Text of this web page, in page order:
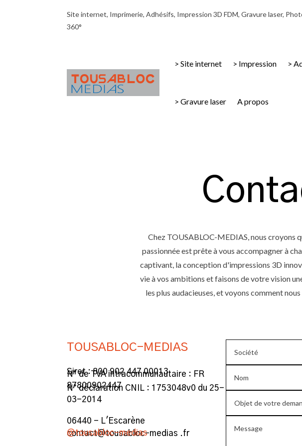
Site internet, Imprimerie, Adhésifs, Impression 3D FDM, Gravure laser,
360°
> Site internet > Impression >
> Gravure laser A propos
Chez TOUSABLOC-MEDIAS, nous croyons
passionnée est prête à vous accompagner à
captivant, la conception d'impressions 3D
vie à vos ambitions et faisons de votre vision
les plus audacieuses, et voyons comment
TOUSABLOC-MEDIAS
Siret : 800 902 447 00013
N° de TVA intracommunautaire : FR
87800902447
N° déclaration CNIL : 1753048v0 du 25-
03-2014
06440 - L'Escarène
contact@tousabloc-medias .fr
@tousabloc-medias